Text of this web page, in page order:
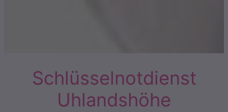
Schlüsselnotdienst
Uhlandshöhe